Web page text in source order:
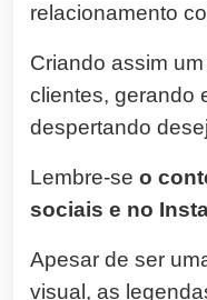
relacionamento
Criando assim
clientes, gerando
despertando
Lembre-se o
sociais e no
Apesar de ser
visual, as